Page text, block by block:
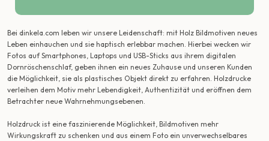
Bei dinkela.com leben wir unsere Leidenschaft: mit Holz Bildmotiven neues
Leben einhauchen und sie haptisch erlebbar machen. Hierbei wecken wir
Fotos auf Smartphones, Laptops und USB-Sticks aus ihrem digitalen
Dornröschenschlaf, geben ihnen ein neues Zuhause und unseren Kunden
die Möglichkeit, sie als plastisches Objekt direkt zu erfahren. Holzdrucke
verleihen dem Motiv mehr Lebendigkeit, Authentizität und eröffnen dem
Betrachter neue Wahrnehmungsebenen.
Holzdruck ist eine faszinierende Möglichkeit, Bildmotiven mehr
Wirkungskraft zu schenken und aus einem Foto ein unverwechselbares